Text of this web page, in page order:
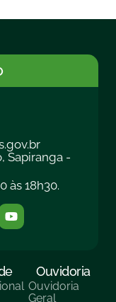
Sapiranga -
às 18h30.
Ouvidoria
Ouvidoria
Geral